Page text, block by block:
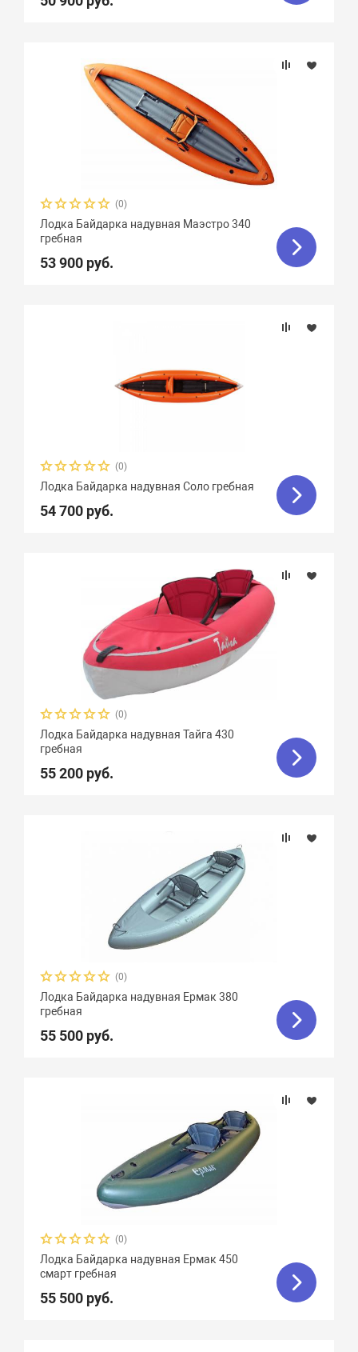
(0)
Лодка Байдарка надувная Маэстро 340
гребная
53 900 руб.
(0)
Лодка Байдарка надувная Соло гребная
54 700 руб.
(0)
Лодка Байдарка надувная Тайга 430
гребная
55 200 руб.
(0)
Лодка Байдарка надувная Ермак 380
гребная
55 500 руб.
(0)
Лодка Байдарка надувная Ермак 450
смарт гребная
55 500 руб.